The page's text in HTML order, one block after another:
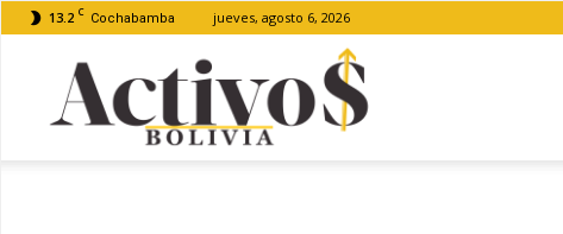
13.2 C Cochabamba jueves, agosto 6, 2026